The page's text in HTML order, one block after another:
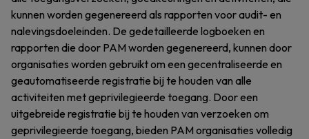
kunnen worden gegenereerd als rapporten voor audit- en
nalevingsdoeleinden. De gedetailleerde logboeken en
rapporten die door PAM worden gegenereerd, kunnen door
organisaties worden gebruikt om een gecentraliseerde en
geautomatiseerde registratie bij te houden van alle
activiteiten met geprivilegieerde toegang. Door een
uitgebreide registratie bij te houden van verzoeken om
geprivilegieerde toegang, bieden PAM organisaties volledig